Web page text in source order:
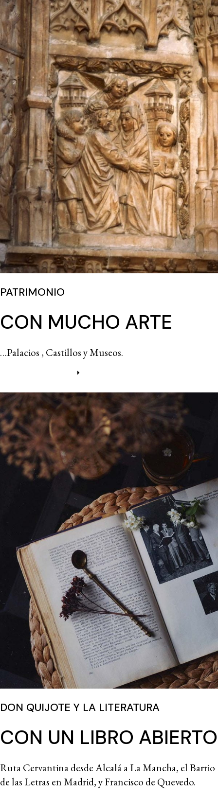
PATRIMONIO
CON MUCHO ARTE
…Palacios , Castillos y Museos.
DON QUIJOTE Y LA LITERATURA
CON UN LIBRO ABIERTO
Ruta Cervantina desde Alcalá a La Mancha, el Barrio
de las Letras en Madrid, y Francisco de Quevedo.